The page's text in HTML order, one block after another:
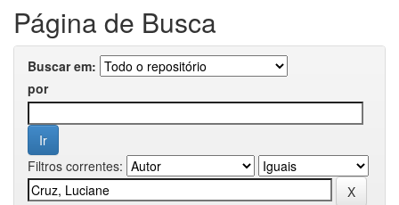
Página de Busca
Buscar em:
por
Filtros correntes: